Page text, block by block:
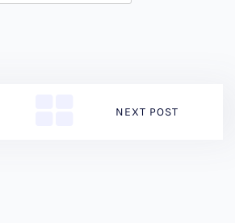
NEXT POST